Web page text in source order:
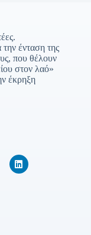
ένταση της
που θέλουν
στον λαό»
έκρηξη